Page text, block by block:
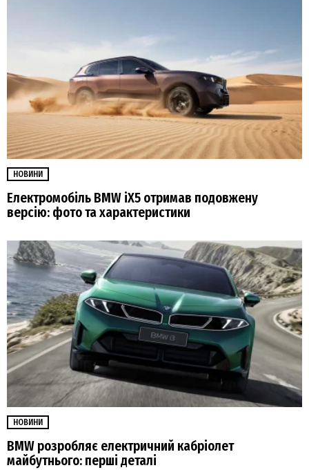
НОВИНИ
Електромобіль BMW iX5 отримав подовжену
версію: фото та характеристики
НОВИНИ
BMW розробляє електричний кабріолет
майбутнього: перші деталі